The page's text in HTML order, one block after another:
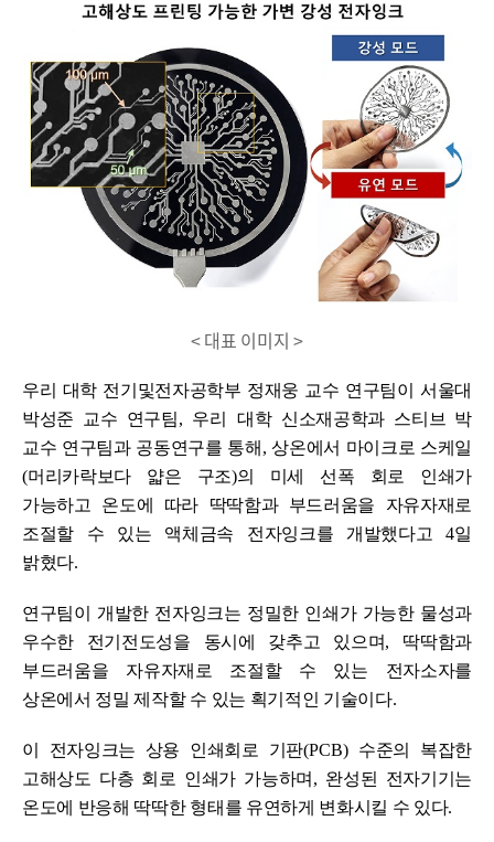
< 대표 이미지 >
우리 대학 전기및전자공학부 정재웅 교수 연구팀이 서울대
박성준 교수 연구팀, 우리 대학 신소재공학과 스티브 박
교수 연구팀과 공동연구를 통해 ,상온에서 마이크로 스케일
(머리카락보다 얇은 구조)의 미세 선폭 회로 인쇄가
가능하고 온도에 따라 딱딱함과 부드러움을 자유자재로
조절할 수 있는 액체금속 전자잉크를 개발했다고4일
밝혔다.
연구팀이 개발한 전자잉크는 정밀한 인쇄가 가능한 물성과
우수한 전기전도성을 동시에 갖추고 있으며, 딱딱함과
부드러움을 자유자재로 조절할 수 있는 전자소자를
상온에서 정밀 제작할 수 있는 획기적인 기술이다.
이 전자잉크는 상용 인쇄회로 기판(PCB) 수준의 복잡한
고해상도 다층 회로 인쇄가 가능하며 , 완성된 전자기기는
온도에 반응해 딱딱한 형태를 유연하게 변화시킬 수 있다.